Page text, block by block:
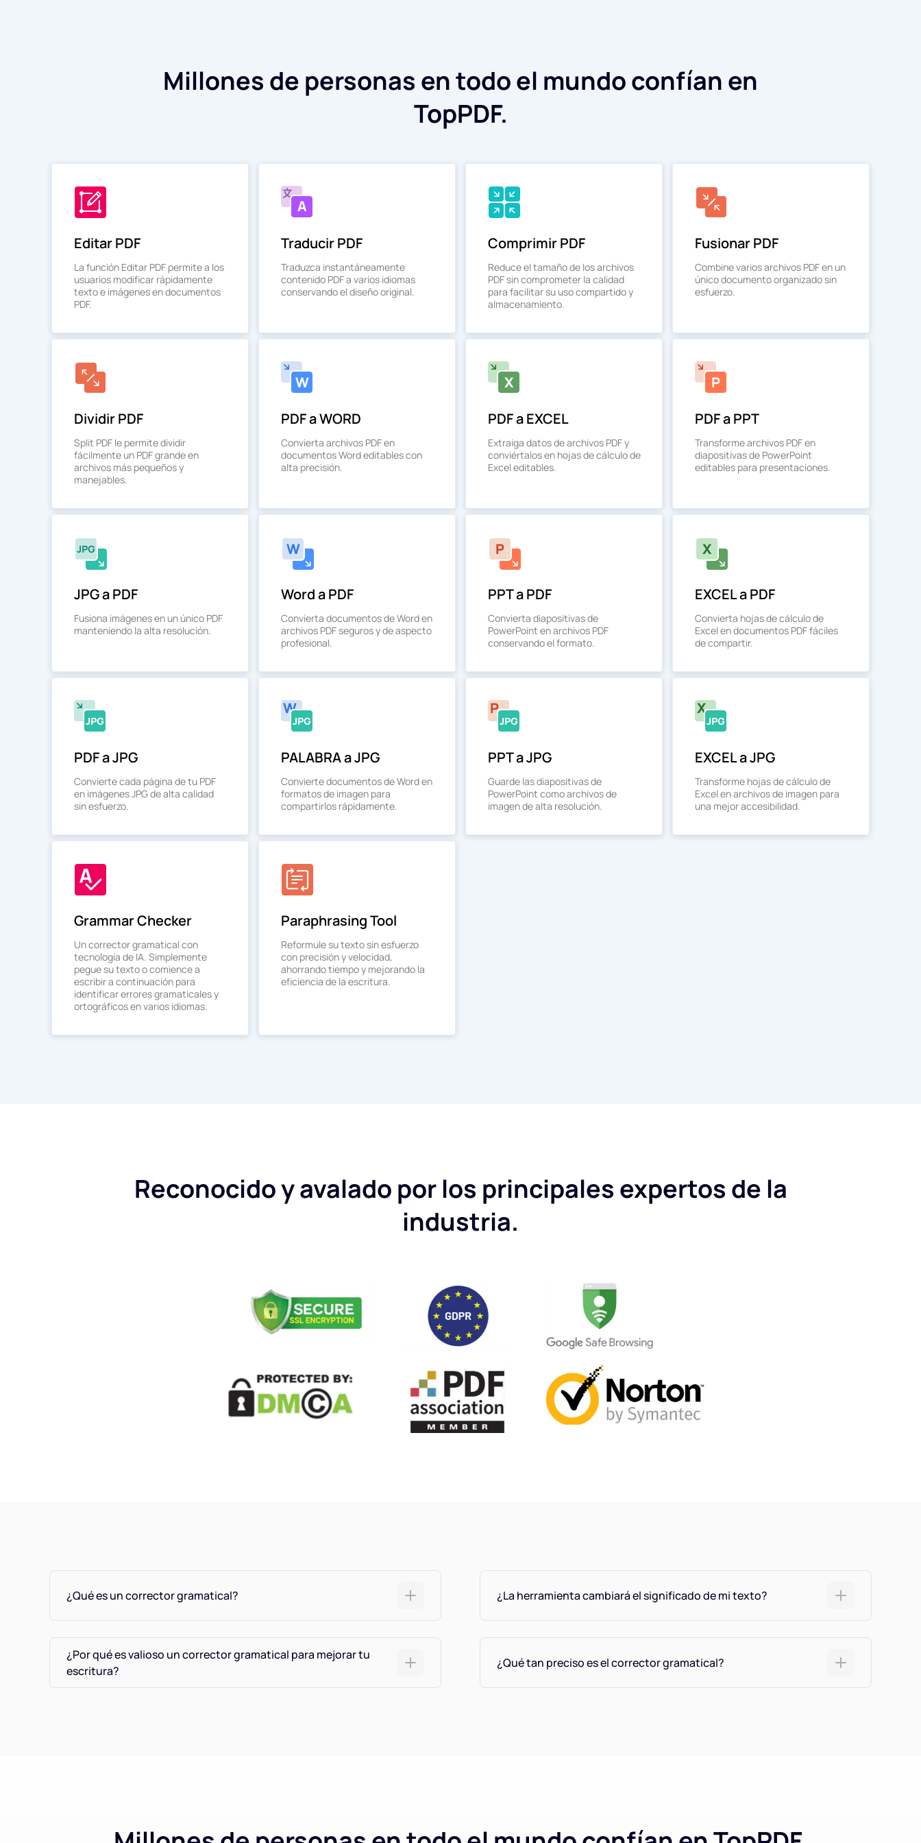
Millones de personas en todo el mundo confían en
TopPDF.
Editar PDF
La función Editar PDF permite a los
usuarios modificar rápidamente
texto e imágenes en documentos
PDF.
Traducir PDF
Traduzca instantáneamente
contenido PDF a varios idiomas
conservando el diseño original.
Comprimir PDF
Reduce el tamaño de los archivos
PDF sin comprometer la calidad
para facilitar su uso compartido y
almacenamiento.
Fusionar PDF
Combine varios archivos PDF en un
único documento organizado sin
esfuerzo.
Dividir PDF
Split PDF le permite dividir
fácilmente un PDF grande en
archivos más pequeños y
manejables.
PDF a WORD
Convierta archivos PDF en
documentos Word editables con
alta precisión.
PDF a EXCEL
Extraiga datos de archivos PDF y
conviértalos en hojas de cálculo de
Excel editables.
PDF a PPT
Transforme archivos PDF en
diapositivas de PowerPoint
editables para presentaciones.
JPG a PDF
Fusiona imágenes en un único PDF
manteniendo la alta resolución.
Word a PDF
Convierta documentos de Word en
archivos PDF seguros y de aspecto
profesional.
PPT a PDF
Convierta diapositivas de
PowerPoint en archivos PDF
conservando el formato.
EXCEL a PDF
Convierta hojas de cálculo de
Excel en documentos PDF fáciles
de compartir.
PDF a JPG
Convierte cada página de tu PDF
en imágenes JPG de alta calidad
sin esfuerzo.
PALABRA a JPG
Convierte documentos de Word en
formatos de imagen para
compartirlos rápidamente.
PPT a JPG
Guarde las diapositivas de
PowerPoint como archivos de
imagen de alta resolución.
EXCEL a JPG
Transforme hojas de cálculo de
Excel en archivos de imagen para
una mejor accesibilidad.
Grammar Checker
Un corrector gramatical con
tecnología de IA. Simplemente
pegue su texto o comience a
escribir a continuación para
identificar errores gramaticales y
ortográficos en varios idiomas.
Paraphrasing Tool
Reformule su texto sin esfuerzo
con precisión y velocidad,
ahorrando tiempo y mejorando la
eficiencia de la escritura.
Reconocido y avalado por los principales expertos de la
industria.
¿Qué es un corrector gramatical?
¿Por qué es valioso un corrector gramatical para mejorar tu
escritura?
¿La herramienta cambiará el significado de mi texto?
¿Qué tan preciso es el corrector gramatical?